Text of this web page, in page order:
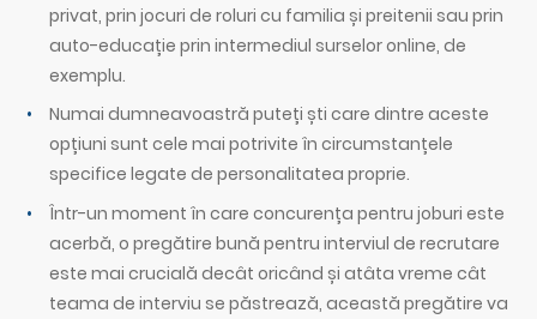
privat, prin jocuri de roluri cu familia și preitenii sau prin
auto-educație prin intermediul surselor online, de
exemplu.
Numai dumneavoastră puteți ști care dintre aceste
opțiuni sunt cele mai potrivite în circumstanțele
specifice legate de personalitatea proprie.
Într-un moment în care concurența pentru joburi este
acerbă, o pregătire bună pentru interviul de recrutare
este mai crucială decât oricând și atâta vreme cât
teama de interviu se păstrează, această pregătire va